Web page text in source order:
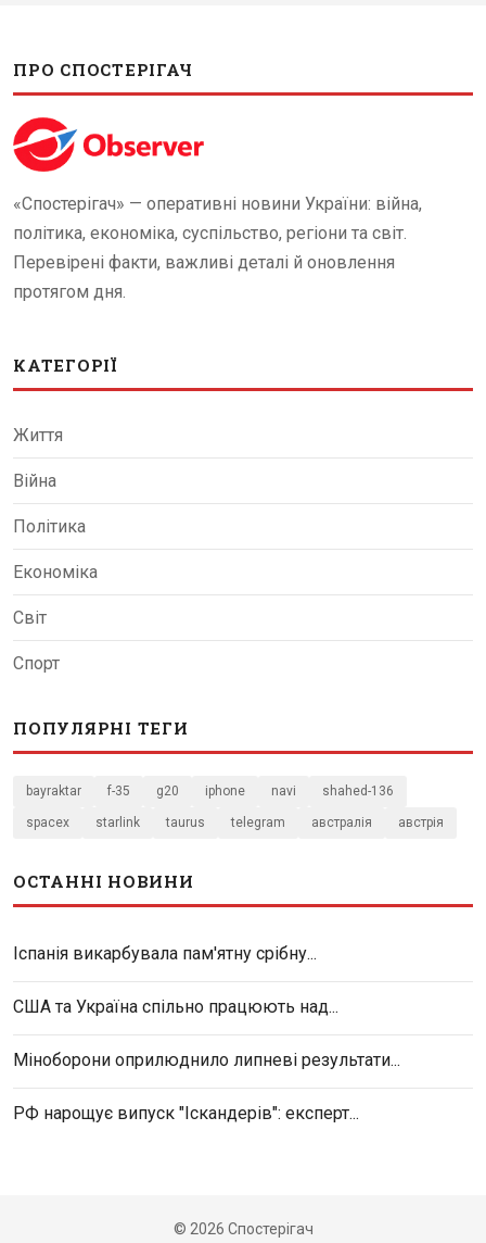
ПРО СПОСТЕРІГАЧ
«Спостерігач» — оперативні новини України: війна,
політика, економіка, суспільство, регіони та світ.
Перевірені факти, важливі деталі й оновлення
протягом дня.
КАТЕГОРІЇ
Життя
Війна
Політика
Економіка
Світ
Спорт
ПОПУЛЯРНІ ТЕГИ
bayraktar f-35 g20 iphone navi shahed-136
spacex starlink taurus telegram австралія австрія
ОСТАННІ НОВИНИ
Іспанія викарбувала пам'ятну срібну...
США та Україна спільно працюють над...
Міноборони оприлюднило липневі результати...
РФ нарощує випуск "Іскандерів": експерт...
© 2026 Спостерігач